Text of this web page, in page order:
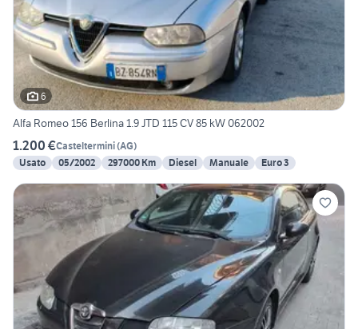
6
Alfa Romeo 156 Berlina 1.9 JTD 115 CV 85 kW 062002
1.200 €Casteltermini(AG)
Usato
05/2002 297000 Km Diesel Manuale Euro 3